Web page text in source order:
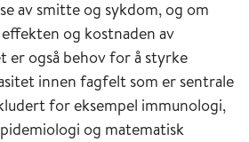
av smitte og sykdom, og om
og kostnaden av
er også behov for å styrke
innen fagfelt som er sentrale
for eksempel immunologi,
og matematisk